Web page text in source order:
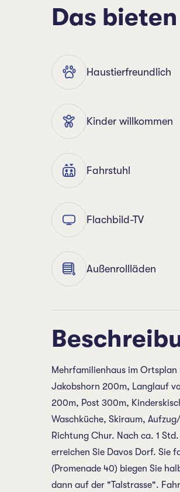
Das
Haustierfreundlich
Kinder willkommen
Fahrstuhl
Flachbild-TV
Außenrollläden
Mehrfamilienhaus im
Jakobshorn 200m, Langlauf
200m, Post 300m,
Waschküche, Skiraum,
Richtung Chur. Nach ca. 1
erreichen Sie Davos Dorf. Sie
(Promenade 40) biegen Sie
dann auf der "Talstrasse".